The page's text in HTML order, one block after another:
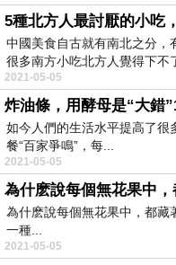
中國美食自古就有南北之分，
很多南方小吃北方人覺得下不
2021-05-05
如今人們的生活水平提高了很
餐“百家爭鳴”，每...
2021-05-05
為什麽說每個無花果中，都藏
一種...
2021-05-05